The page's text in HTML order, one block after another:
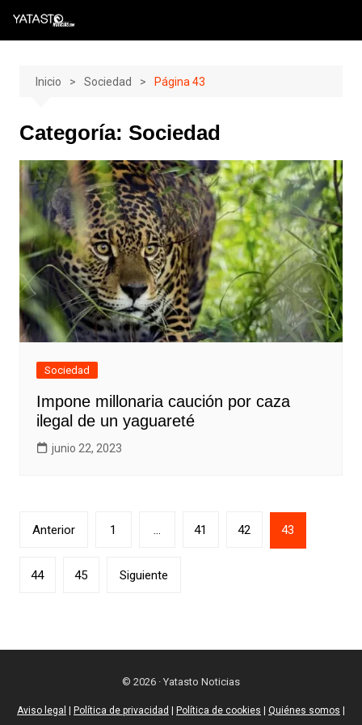
Skip
Inicio Sociedad Página 43
Categoría: Sociedad
Sociedad
Impone millonaria caución por caza
ilegal de un yaguareté
junio 22, 2023
Paginación
entradas
Anterior 1 … 41 42 43
44 45 Siguiente
© 2026 · Yatasto Noticias
Aviso legal Política de privacidad Política de cookies Quiénes somos